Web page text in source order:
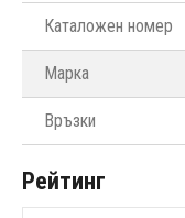
Каталожен номер
Марка
Връзки
Рейтинг